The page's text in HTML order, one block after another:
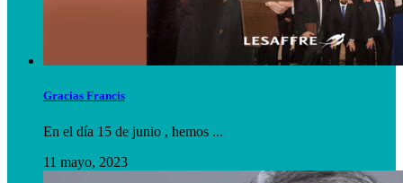
Gracias Francis
En el día 15 de junio , hemos ...
11 mayo, 2023